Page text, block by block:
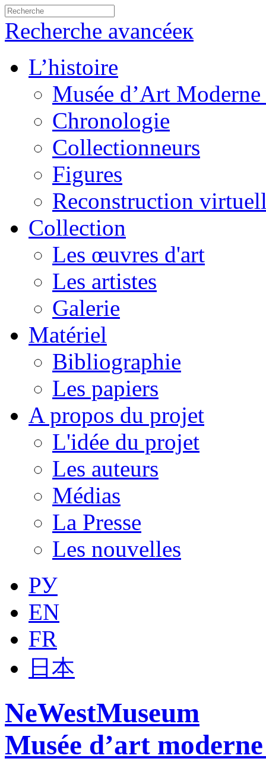
Recherche avancéeк
L’histoire
Musée d’Art
Chronologie
Collectionneurs
Figures
Reconstruction
Collection
Les œuvres d'art
Les artistes
Galerie
Matériel
Bibliographie
Les papiers
A propos du projet
L'idée du projet
Les auteurs
Médias
La Presse
Les nouvelles
РУ
EN
FR
日本
NeWestMuseum
Musée d’art